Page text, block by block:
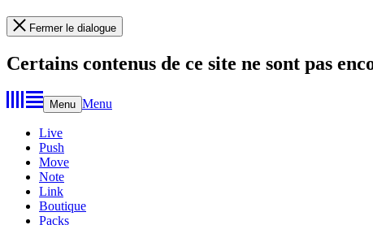
Fermer le dialogue
Certains contenus de ce site ne sont pas
Menu Menu
Live
Push
Move
Note
Link
Boutique
Packs